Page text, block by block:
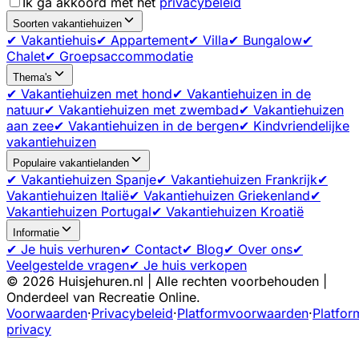
Soorten vakantiehuizen
✔ Vakantiehuis✔ Appartement✔ Villa✔ Bungalow✔
Chalet✔ Groepsaccommodatie
Thema's
✔ Vakantiehuizen met hond✔ Vakantiehuizen in de
natuur✔ Vakantiehuizen met zwembad✔ Vakantiehuizen
aan zee✔ Vakantiehuizen in de bergen✔ Kindvriendelijke
vakantiehuizen
Populaire vakantielanden
✔ Vakantiehuizen Spanje✔ Vakantiehuizen Frankrijk✔
Vakantiehuizen Italië✔ Vakantiehuizen Griekenland✔
Vakantiehuizen Portugal✔ Vakantiehuizen Kroatië
Informatie
✔ Je huis verhuren✔ Contact✔ Blog✔ Over ons✔
Veelgestelde vragen✔ Je huis verkopen
© 2026 Huisjehuren.nl | Alle rechten voorbehouden |
Onderdeel van Recreatie Online.
Voorwaarden·Privacybeleid·Platformvoorwaarden·
privacy